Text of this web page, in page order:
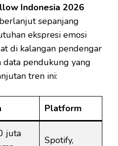
Indonesia 2026
sepanjang
ekspresi emosi
di kalangan pendengar
pendukung yang
tren ini:
Platform
juta
Spotify,